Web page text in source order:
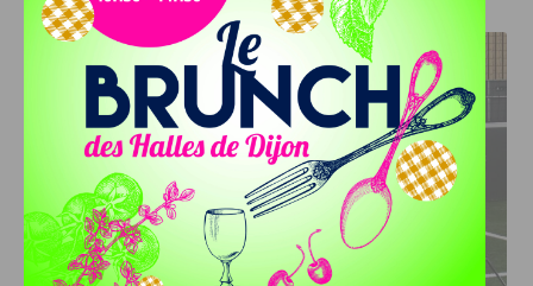
J'AIME LE DFCO
DFCO : RENCONTRE AVEC PIERRE-HENRI DEBALLON,
L’ARTISAN DE LA MONTÉE EN LIGUE 2